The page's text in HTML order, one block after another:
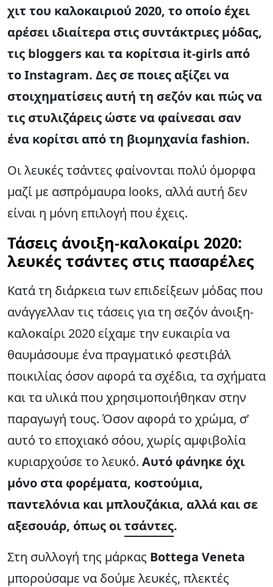
χιτ του καλοκαιριού 2020, το οποίο έχει
αρέσει ιδιαίτερα στις συντάκτριες μόδας,
τις bloggers και τα κορίτσια it-girls από
το Instagram. Δες σε ποιες αξίζει να
στοιχηματίσεις αυτή τη σεζόν και πώς να
τις στυλιζάρεις ώστε να φαίνεσαι σαν
ένα κορίτσι από τη βιομηχανία fashion.
Οι λευκές τσάντες φαίνονται πολύ όμορφα
μαζί με ασπρόμαυρα looks, αλλά αυτή δεν
είναι η μόνη επιλογή που έχεις.
Τάσεις άνοιξη-καλοκαίρι 2020:
λευκές τσάντες στις πασαρέλες
Κατά τη διάρκεια των επιδείξεων μόδας που
ανάγγελλαν τις τάσεις για τη σεζόν άνοιξη-
καλοκαίρι 2020 είχαμε την ευκαιρία να
θαυμάσουμε ένα πραγματικό φεστιβάλ
ποικιλίας όσον αφορά τα σχέδια, τα σχήματα
και τα υλικά που χρησιμοποιήθηκαν στην
παραγωγή τους. Όσον αφορά το χρώμα, σ’
αυτό το εποχιακό σόου, χωρίς αμφιβολία
κυριαρχούσε το λευκό. Αυτό φάνηκε όχι
μόνο στα φορέματα, κοστούμια,
παντελόνια και μπλουζάκια, αλλά και σε
αξεσουάρ, όπως οιτσάντες.
Στη συλλογή της μάρκας Bottega Veneta
μπορούσαμε να δούμε λευκές, πλεκτές